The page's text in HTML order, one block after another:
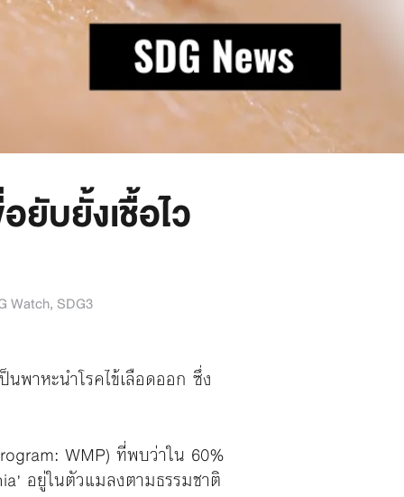
ยับยั้งเชื้อไว
Watch, SDG3
พาหะนำโรคไข้เลือดออก ซึ่ง
WMP) ที่พบว่าใน 60%
อยู่ในตัวแมลงตามธรรมชาติ